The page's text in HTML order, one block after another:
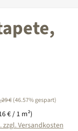
Preis:
€ (46.57% gespart)
€ / 1 m²)
zzgl. Versandkosten